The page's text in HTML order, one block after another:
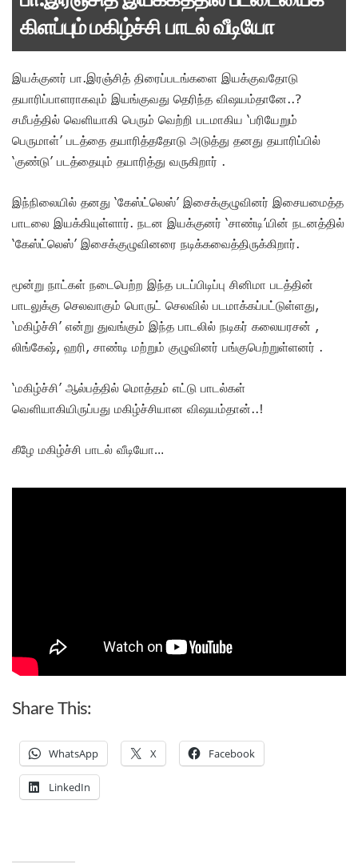
கிளப்பும் மகிழ்ச்சி பாடல் வீடியோ
இயக்குனர் பா.இரஞ்சித் திரைப்படங்களை இயக்குவதோடு
தயாரிப்பாளராகவும் இயங்குவது தெரிந்த விஷயம்தானே..?
சமீபத்தில் வெளியாகி பெரும் வெற்றி படமாகிய ‘பரியேறும்
பெருமாள்’ படத்தை தயாரித்ததோடு அடுத்து தனது தயாரிப்பில்
‘குண்டு’ படத்தையும் தயாரித்து வருகிறார் .
இந்நிலையில் தனது ‘கேஸ்ட்லெஸ்’ இசைக்குழுவினர் இசையமைத்த
பாடலை இயக்கியுள்ளார். நடன இயக்குனர் ‘சாண்டி’யின் நடனத்தில்
‘கேஸ்ட்லெஸ்’ இசைக்குழுவினரை நடிக்கவைத்திருக்கிறார்.
மூன்று நாட்கள் நடைபெற்ற இந்த படப்பிடிப்பு சினிமா படத்தின்
பாடலுக்கு செலவாகும் பொருட் செலவில் படமாக்கப்பட்டுள்ளது,
‘மகிழ்ச்சி’ என்று துவங்கும் இந்த பாடலில் நடிகர் கலையரசன் ,
லிங்கேஷ், ஹரி, சாண்டி மற்றும் குழுவினர் பங்குபெற்றுள்ளனர் .
‘மகிழ்ச்சி’ ஆல்பத்தில் மொத்தம் எட்டு பாடல்கள்
வெளியாகியிருப்பது மகிழ்ச்சியான விஷயம்தான்..!
கீழே மகிழ்ச்சி பாடல் வீடியோ…
Share This:
WhatsApp X Facebook
LinkedIn